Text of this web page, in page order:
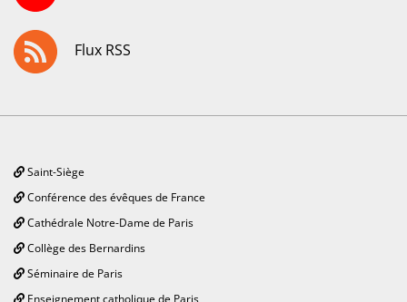
Flux RSS
Saint-Siège
Conférence des évêques de France
Cathédrale Notre-Dame de Paris
Collège des Bernardins
Séminaire de Paris
Enseignement catholique de Paris